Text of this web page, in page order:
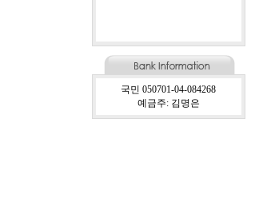
국민 050701-04-084268
예금주: 김명은